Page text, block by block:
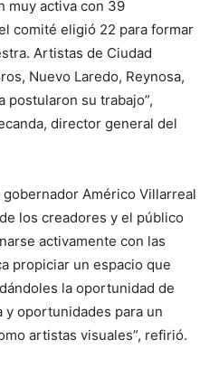
muy activa con 39
comité eligió 22 para formar
Artistas de Ciudad
Nuevo Laredo, Reynosa,
postularon su trabajo”,
director general del
Américo Villarreal
los creadores y el público
activamente con las
propiciar un espacio que
la oportunidad de
oportunidades para un
artistas visuales”, refirió.